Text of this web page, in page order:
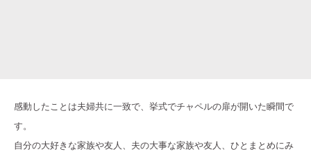
感動したことは夫婦共に一致で、挙式でチャペルの扉が開いた瞬間で
す。
自分の大好きな家族や友人、夫の大事な家族や友人、ひとまとめにみ